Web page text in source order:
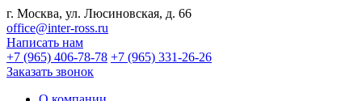
г. Москва, ул. Люсиновская, д. 66
office@inter-ross.ru
Написать нам
+7 (965) 406-78-78 +7 (965) 331-26-26
Заказать звонок